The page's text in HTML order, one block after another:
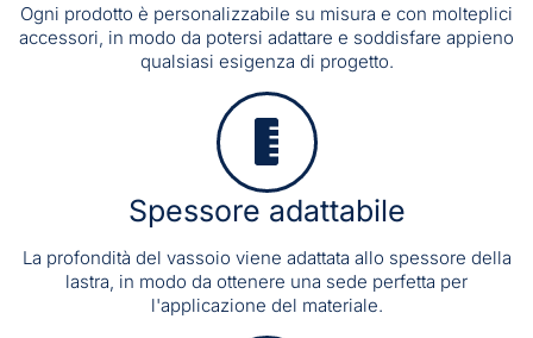
Ogni prodotto è personalizzabile su misura e con molteplici
accessori, in modo da potersi adattare e soddisfare appieno
qualsiasi esigenza di progetto.
Spessore adattabile
La profondità del vassoio viene adattata allo spessore della
lastra, in modo da ottenere una sede perfetta per
l'applicazione del materiale.